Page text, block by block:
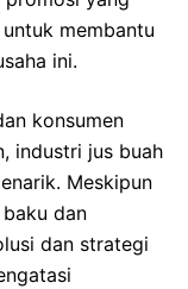
membantu
ini.
konsumen
industri jus buah
Meskipun
dan
dan strategi